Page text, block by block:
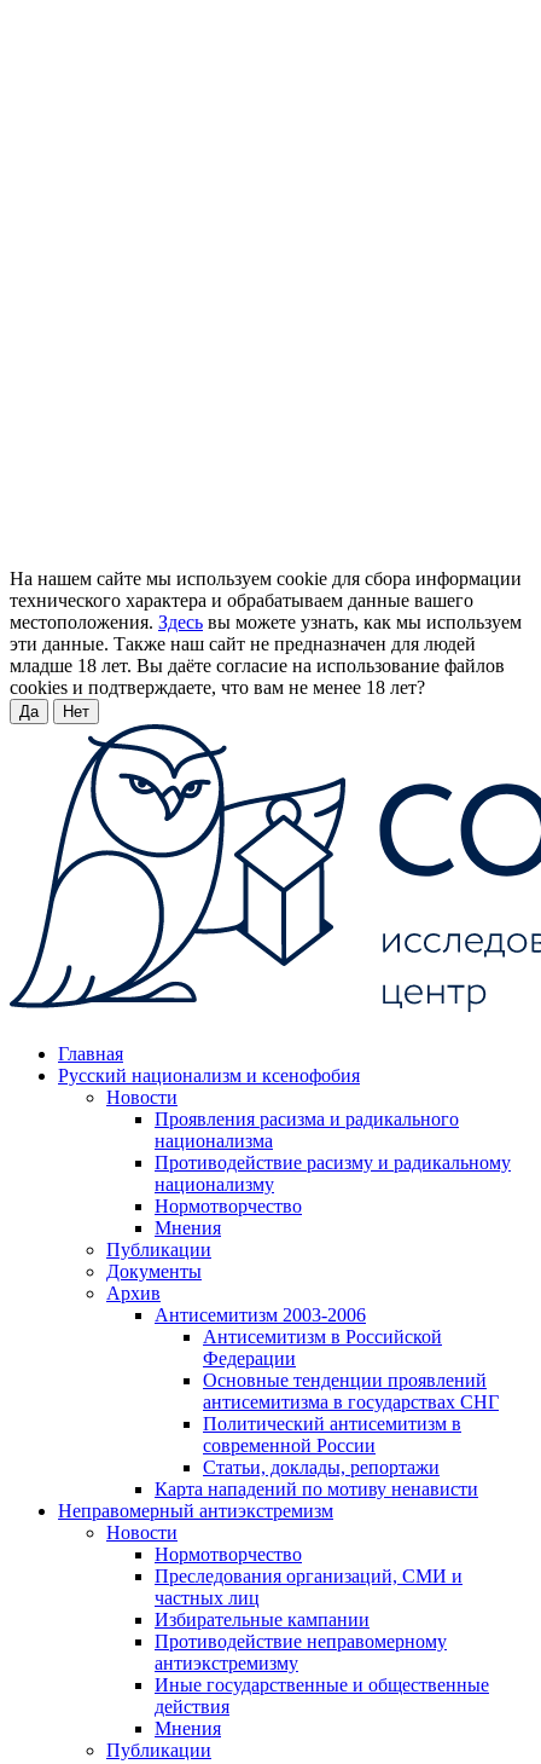
На нашем сайте мы используем cookie для сбора информации
технического характера и обрабатываем данные вашего
местоположения. Здесь вы можете узнать, как мы используем
эти данные. Также наш сайт не предназначен для людей
младше 18 лет. Вы даёте согласие на использование файлов
cookies и подтверждаете, что вам не менее 18 лет?
Да Нет
Главная
Русский национализм и ксенофобия
Новости
Проявления расизма и радикального
национализма
Противодействие расизму и радикальному
национализму
Нормотворчество
Мнения
Публикации
Документы
Архив
Антисемитизм 2003-2006
Антисемитизм в Российской
Федерации
Основные тенденции проявлений
антисемитизма в государствах СНГ
Политический антисемитизм в
современной России
Статьи, доклады, репортажи
Карта нападений по мотиву ненависти
Неправомерный антиэкстремизм
Новости
Нормотворчество
Преследования организаций, СМИ и
частных лиц
Избирательные кампании
Противодействие неправомерному
антиэкстремизму
Иные государственные и общественные
действия
Мнения
Публикации